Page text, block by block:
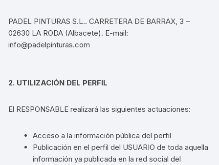
PADEL PINTURAS S.L.. CARRETERA DE BARRAX, 3 –
02630 LA RODA (Albacete). E-mail:
info@padelpinturas.com
2. UTILIZACIÓN DEL PERFIL
El RESPONSABLE realizará las siguientes actuaciones:
Acceso a la información pública del perfil
Publicación en el perfil del USUARIO de toda aquella
información ya publicada en la red social del